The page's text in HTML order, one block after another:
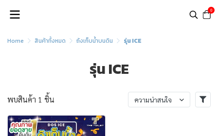
0
Home สินค้าทั้งหมด ถังเก็บน้ำบนดิน รุ่น ICE
รุ่น ICE
พบสินค้า 1 ชิ้น ความน่าสนใจ